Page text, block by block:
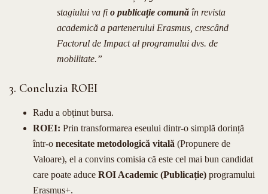
stagiului va fi o publicație comună în revista
academică a partenerului Erasmus, crescând
Factorul de Impact al programului dvs. de
mobilitate.”
3. Concluzia ROEI
Radu a obținut bursa.
ROEI: Prin transformarea eseului dintr-o simplă dorință
într-o necesitate metodologică vitală (Propunere de
Valoare), el a convins comisia că este cel mai bun candidat
care poate aduce ROI Academic (Publicație) programului
Erasmus+.